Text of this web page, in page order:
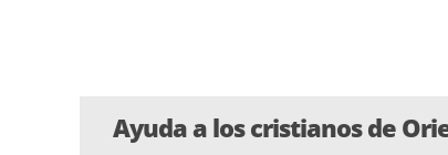
Ayuda a los cristianos de